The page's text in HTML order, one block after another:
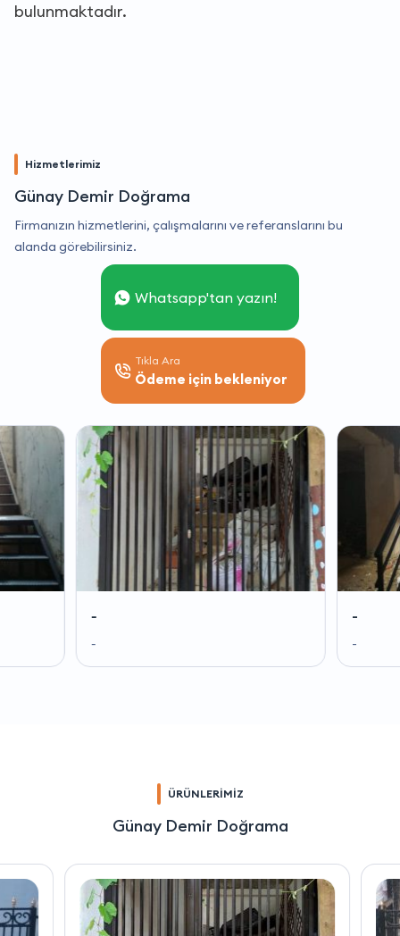
bulunmaktadır.
Hizmetlerimiz
Günay Demir Doğrama
Firmanızın hizmetlerini, çalışmalarını ve referanslarını bu
alanda görebilirsiniz.
Whatsapp'tan yazın!
Tıkla Ara
Ödeme için bekleniyor
-
-
-
-
ÜRÜNLERİMİZ
Günay Demir Doğrama